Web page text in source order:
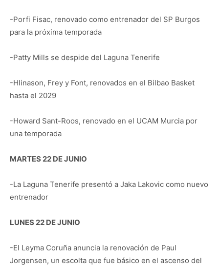
-Porfi Fisac, renovado como entrenador del SP Burgos
para la próxima temporada
-Patty Mills se despide del Laguna Tenerife
-Hlinason, Frey y Font, renovados en el Bilbao Basket
hasta el 2029
-Howard Sant-Roos, renovado en el UCAM Murcia por
una temporada
MARTES 22 DE JUNIO
-La Laguna Tenerife presentó a Jaka Lakovic como nuevo
entrenador
LUNES 22 DE JUNIO
-El Leyma Coruña anuncia la renovación de Paul
Jorgensen, un escolta que fue básico en el ascenso del